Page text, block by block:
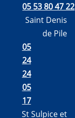
05 53 80 47 22
Saint Denis
de Pile
05
24
24
05
17
St Sulpice et